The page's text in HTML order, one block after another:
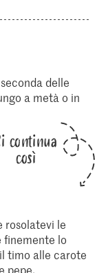
delle
a metà o in
continua
così
rosolatevi le
lo
timo alle carote
pepe.